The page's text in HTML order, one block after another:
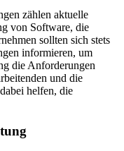
zählen aktuelle
von Software, die
sollten sich stets
informieren, um
die Anforderungen
und die
helfen, die